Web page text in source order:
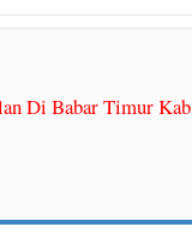
Di Babar Timur